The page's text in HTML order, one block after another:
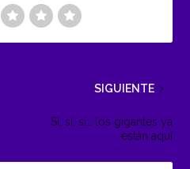
SIGUIENTE
Sí, sí, sí… los gigantes ya
están aquí